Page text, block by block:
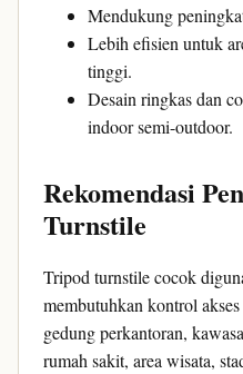
Mendukung
Lebih efisien untuk
tinggi.
Desain ringkas dan
indoor semi-outdoor.
Rekomendasi
Turnstile
Tripod turnstile cocok
membutuhkan kontrol
gedung perkantoran,
rumah sakit, area wisata,